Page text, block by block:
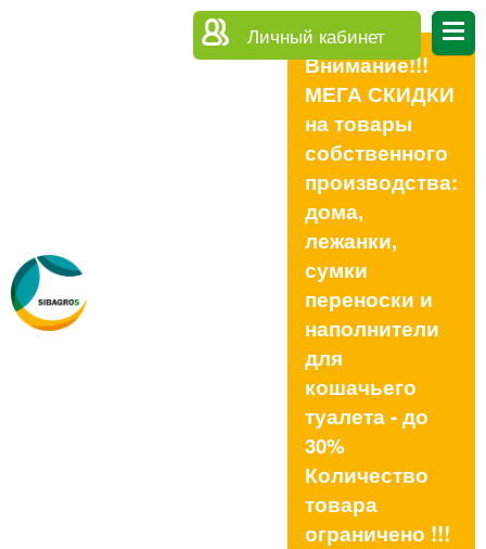
Личный кабинет
Внимание!!!
МЕГА СКИДКИ
на товары
собственного
производства:
дома,
лежанки,
сумки
переноски и
наполнители
для
кошачьего
туалета - до
30%
Количество
товара
ограничено !!!